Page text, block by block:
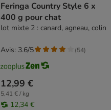
Feringa Country Style 6 x
400 g pour chat
lot mixte 2 : canard, agneau, colin
12,99 €
5,41 € / kg
12,34 €
Avis: 3.6/5 (54)